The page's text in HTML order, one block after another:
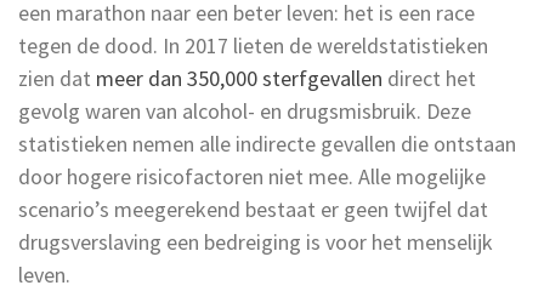
een marathon naar een beter leven: het is een race
tegen de dood. In 2017 lieten de wereldstatistieken
zien dat meer dan 350,000 sterfgevallen direct het
gevolg waren van alcohol- en drugsmisbruik. Deze
statistieken nemen alle indirecte gevallen die ontstaan
door hogere risicofactoren niet mee. Alle mogelijke
scenario’s meegerekend bestaat er geen twijfel dat
drugsverslaving een bedreiging is voor het menselijk
leven.